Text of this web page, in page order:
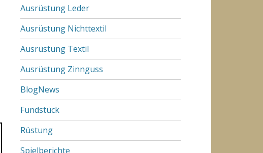
Ausrüstung Leder
Ausrüstung Nichttextil
Ausrüstung Textil
Ausrüstung Zinnguss
BlogNews
Fundstück
Rüstung
Spielberichte